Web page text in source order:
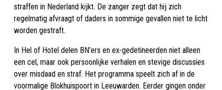
straffen in Nederland kijkt. De zanger zegt dat hij zich
regelmatig afvraagt of daders in sommige gevallen niet te licht
worden gestraft.
In Hel of Hotel delen BN’ers en ex-gedetineerden niet alleen
een cel, maar ook persoonlijke verhalen en stevige discussies
over misdaad en straf. Het programma speelt zich af in de
voormalige Blokhuispoort in Leeuwarden. Eerder gingen onder